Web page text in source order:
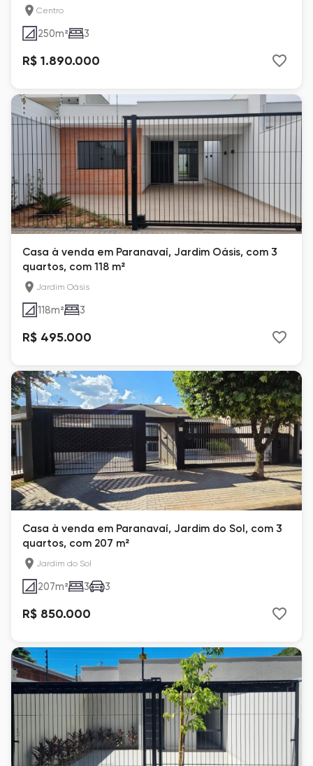
Centro
250m² 3
R$ 1.890.000
Casa à venda em Paranavaí, Jardim Oásis, com 3
quartos, com 118 m²
Jardim Oásis
118m² 3
R$ 495.000
Casa à venda em Paranavaí, Jardim do Sol, com 3
quartos, com 207 m²
Jardim do Sol
207m² 3 3
R$ 850.000